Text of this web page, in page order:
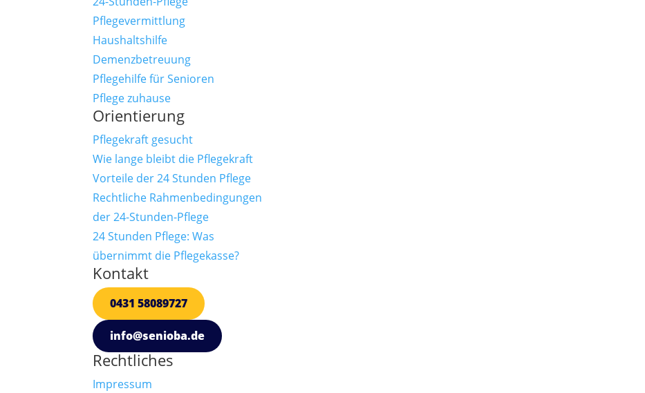
Pflegevermittlung
Haushaltshilfe
Demenzbetreuung
Pflegehilfe für Senioren
Pflege zuhause
Orientierung
Pflegekraft gesucht
Wie lange bleibt die Pflegekraft
Vorteile der 24 Stunden Pflege
Rechtliche Rahmenbedingungen
der 24-Stunden-Pflege
24 Stunden Pflege: Was
übernimmt die Pflegekasse?
Kontakt
0431 58089727
info@senioba.de
Rechtliches
Impressum